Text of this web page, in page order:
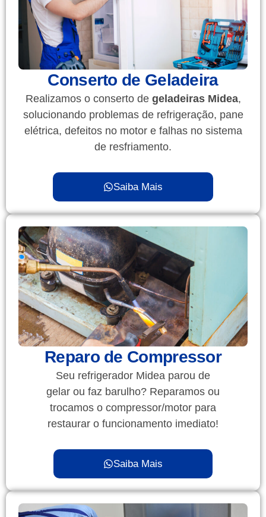
Conserto de Geladeira
Realizamos o conserto de geladeiras Midea,
solucionando problemas de refrigeração, pane
elétrica, defeitos no motor e falhas no sistema
de resfriamento.
Saiba Mais
Reparo de Compressor
Seu refrigerador Midea parou de
gelar ou faz barulho? Reparamos ou
trocamos o compressor/motor para
restaurar o funcionamento imediato!
Saiba Mais